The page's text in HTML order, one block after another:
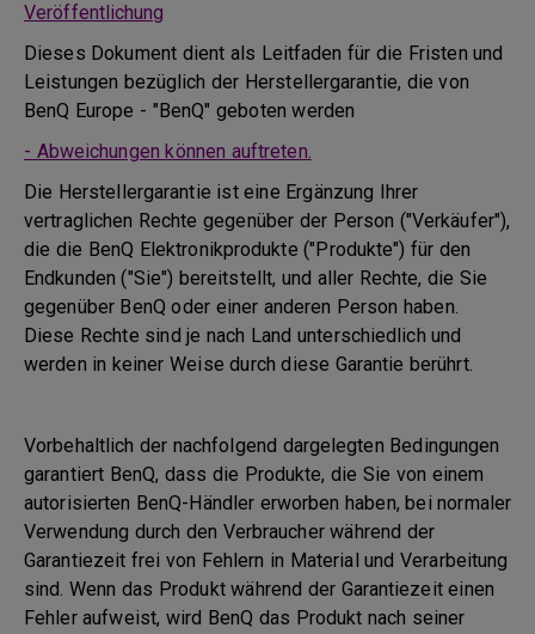
Veröffentlichung
Dieses Dokument dient als Leitfaden für die Fristen und
Leistungen bezüglich der Herstellergarantie, die von
BenQ Europe - "BenQ" geboten werden
- Abweichungen können auftreten.
Die Herstellergarantie ist eine Ergänzung Ihrer
vertraglichen Rechte gegenüber der Person ("Verkäufer"),
die die BenQ Elektronikprodukte ("Produkte") für den
Endkunden ("Sie") bereitstellt, und aller Rechte, die Sie
gegenüber BenQ oder einer anderen Person haben.
Diese Rechte sind je nach Land unterschiedlich und
werden in keiner Weise durch diese Garantie berührt.
Vorbehaltlich der nachfolgend dargelegten Bedingungen
garantiert BenQ, dass die Produkte, die Sie von einem
autorisierten BenQ-Händler erworben haben, bei normaler
Verwendung durch den Verbraucher während der
Garantiezeit frei von Fehlern in Material und Verarbeitung
sind. Wenn das Produkt während der Garantiezeit einen
Fehler aufweist, wird BenQ das Produkt nach seiner